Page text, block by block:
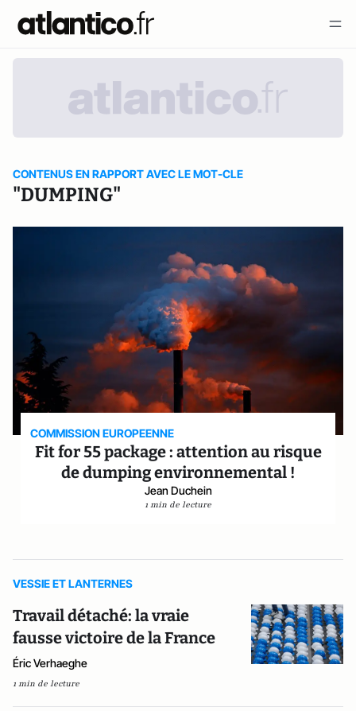
CONTENUS EN RAPPORT AVEC LE MOT-CLE
"DUMPING"
COMMISSION EUROPEENNE
Fit for 55 package : attention au risque
de dumping environnemental !
Jean Duchein
1 min de lecture
VESSIE ET LANTERNES
Travail détaché: la vraie
fausse victoire de la France
Éric Verhaeghe
1 min de lecture